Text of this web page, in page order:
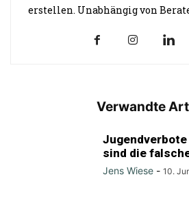
erstellen. Unabhängig von
Verwandte
sind die
Jens Wiese - 10.